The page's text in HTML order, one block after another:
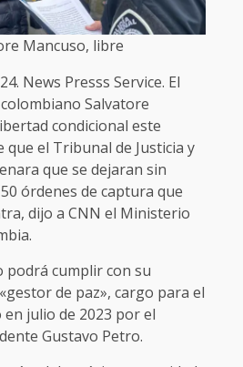
Mancuso, libre
News Presss Service. El
Salvatore
condicional este
que el Tribunal de Justicia y
que se dejaran sin
órdenes de captura que
dijo a CNN el Ministerio
podrá cumplir con su
de paz», cargo para el
julio de 2023 por el
Gustavo Petro.